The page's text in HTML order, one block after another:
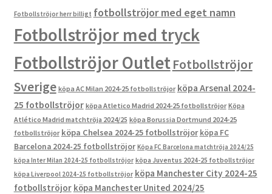
Fotbollströjor herr billigt fotbollströjor med eget namn
Fotbollströjor med tryck
Fotbollströjor OutletFotbollströjor
Sverige köpa AC Milan 2024-25 fotbollströjor köpa Arsenal 2024-
25 fotbollströjor köpa Atletico Madrid 2024-25 fotbollströjor Köpa
Atlético Madrid matchtröja 2024/25 köpa Borussia Dortmund 2024-25
fotbollströjor köpa Chelsea 2024-25 fotbollströjor köpa FC
Barcelona 2024-25 fotbollströjor Köpa FC Barcelona matchtröja 2024/25
köpa Inter Milan 2024-25 fotbollströjor köpa Juventus 2024-25 fotbollströjor
köpa Liverpool 2024-25 fotbollströjor köpa Manchester City 2024-25
fotbollströjor köpa Manchester United 2024/25